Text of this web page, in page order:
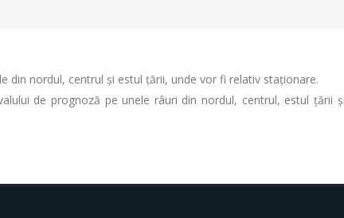
din nordul, centrul și estul ţării, unde vor fi relativ staționare.
de prognoză pe unele râuri din nordul, centrul, estul ţării